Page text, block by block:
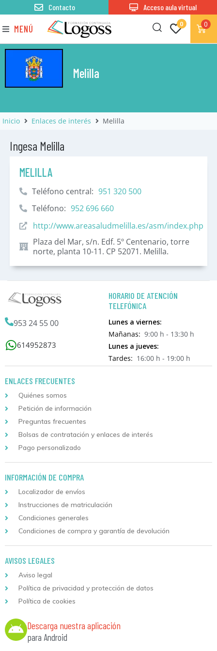
MENÚ 0 0
Contacto Acceso aula virtual
Melilla
Inicio Enlaces de interés Melilla
Ingesa Melilla
MELILLA
Teléfono central: 951 320 500
Teléfono: 952 696 660
http://www.areasaludmelilla.es/asm/index.php
Plaza del Mar, s/n. Edf. 5º Centenario, torre
norte, planta 10-11. CP 52071. Melilla.
953 24 55 00
614952873
HORARIO DE ATENCIÓN
TELEFÓNICA
Lunes a viernes:
Mañanas: 9:00 h - 13:30 h
Lunes a jueves:
Tardes: 16:00 h - 19:00 h
ENLACES FRECUENTES
Quiénes somos
Petición de información
Preguntas frecuentes
Bolsas de contratación y enlaces de interés
Pago personalizado
INFORMACIÓN DE COMPRA
Localizador de envíos
Instrucciones de matriculación
Condiciones generales
Condiciones de compra y garantía de devolución
AVISOS LEGALES
Aviso legal
Política de privacidad y protección de datos
Política de cookies
Descarga nuestra aplicación
para Android